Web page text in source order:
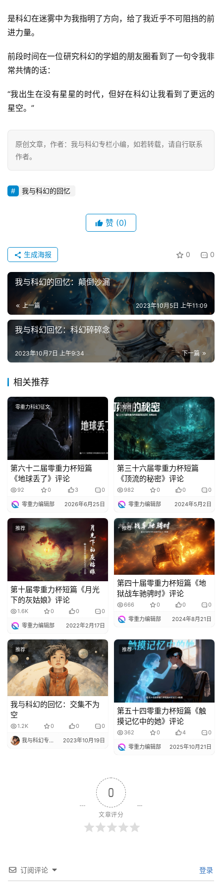
是科幻在迷雾中为我指明了方向，给了我近乎不可阻挡的前
进力量。
前段时间在一位研究科幻的学姐的朋友圈看到了一句令我非
常共情的话：
“我出生在没有星星的时代，但好在科幻让我看到了更远的
星空。”
原创文章，作者：我与科幻专栏小编，如若转载，请自行联系
作者。
我与科幻的回忆
赞 (0)
0 0
生成海报
我与科幻的回忆：颠倒沙漏
上一篇 2023年10月5日 上午11:09
我与科幻回忆：科幻碎碎念
下一篇
2023年10月7日 上午9:34
相关推荐
零重力科幻征文
第六十二届零重力杯短篇
《地球丢了》评论
92 0 3 0
零重力编辑部 2026年6月25日
推荐
第三十六届零重力杯短篇
《顶流的秘密》评论
982 0 0 0
零重力编辑部 2024年5月2日
推荐
第十届零重力杯短篇《月光
下的灰姑娘》评论
1.6K 0 0 0
零重力编辑部 2022年2月17日
推荐
第四十届零重力杯短篇《地
狱战车驰骋时》评论
666 0 0 0
零重力编辑部 2024年8月21日
推荐
我与科幻的回忆：交集不为
空
1.2K 0 0 0
我与科幻专栏小编 2023年10月19日
推荐
第五十四零重力杯短篇《触
摸记忆中的她》评论
362 0 4 0
零重力编辑部 2025年10月21日
0
文章评分
订阅评论 登录